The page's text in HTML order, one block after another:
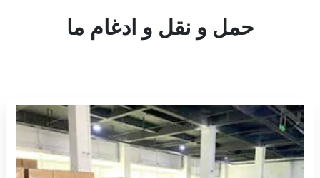
حمل و نقل و ادغام ما